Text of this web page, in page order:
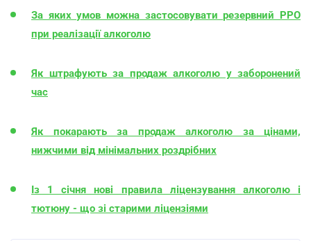
За яких умов можна застосовувати резервний РРО
при реалізації алкоголю
Як штрафують за продаж алкоголю у заборонений
час
Як покарають за продаж алкоголю за цінами,
нижчими від мінімальних роздрібних
Із 1 січня нові правила ліцензування алкоголю і
тютюну - що зі старими ліцензіями